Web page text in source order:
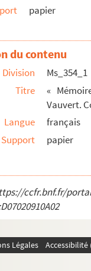
ouvrage littéraire
et de plusieurs
délibérations de la
Rapports
les Résultats
».
volantes. Notes et
travaux relatifs à la
naturelles,
papier
du contenu
Division
Ms_354_1
Titre
«
Vauvert.
Langue
français
Support
papier
ccfr.bnf.fr/
Légales